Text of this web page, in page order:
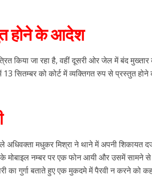
होने के आदेश
किया जा रहा है, वहीं दूसरी ओर जेल में बंद मुख्तार
सितम्बर को कोर्ट में व्यक्तिगत रुप से प्रस्तुत होने
अधिवक्ता मधुकर मिश्रा ने थाने में अपनी शिकायत
मोबाइल नम्बर पर एक फोन आयी और उसमें सामने से
का गुर्गा बताते हुए एक मुकदमे में पैरवी न करने को